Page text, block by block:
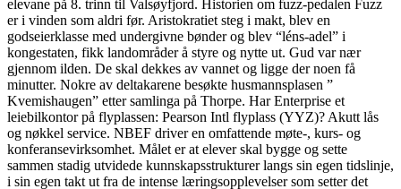
elevane på 8. trinn til Valsøyfjord. Historien om fuzz-pedalen Fuzz
er i vinden som aldri før. Aristokratiet steg i makt, blev en
godseierklasse med undergivne bønder og blev “léns-adel” i
kongestaten, fikk landområder å styre og nytte ut. Gud var nær
gjennom ilden. De skal dekkes av vannet og ligge der noen få
minutter. Nokre av deltakarene besøkte husmannsplasen ”
Kvemishaugen” etter samlinga på Thorpe. Har Enterprise et
leiebilkontor på flyplassen: Pearson Intl flyplass (YYZ)? Akutt lås
og nøkkel service. NBEF driver en omfattende møte-, kurs- og
konferansevirksomhet. Målet er at elever skal bygge og sette
sammen stadig utvidede kunnskapsstrukturer langs sin egen tidslinje,
i sin egen takt ut fra de intense læringsopplevelser som setter det